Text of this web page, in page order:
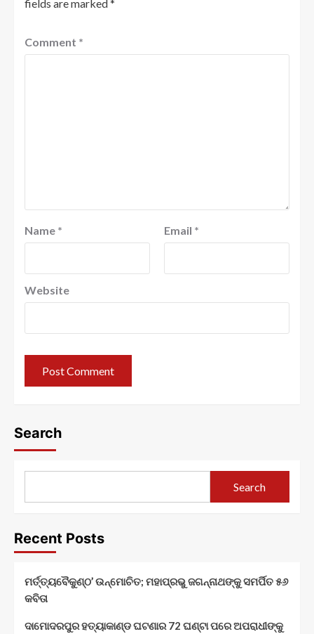
fields are marked *
Comment *
Name * Email *
Website
Search
Search
Recent Posts
ମର୍ତ୍ତ୍ୟବୈକୁଣ୍ଠ’ ଉନ୍ମୋଚିତ; ମହାପ୍ରଭୁ ଜଗନ୍ନାଥଙ୍କୁ ସମର୍ପିତ ୫୬
କବିତା
ଦାମୋଦରପୁର ହତ୍ୟାକାଣ୍ଡ ଘଟଣାର 72 ଘଣ୍ଟା ପରେ ଅପରାଧୀଙ୍କୁ